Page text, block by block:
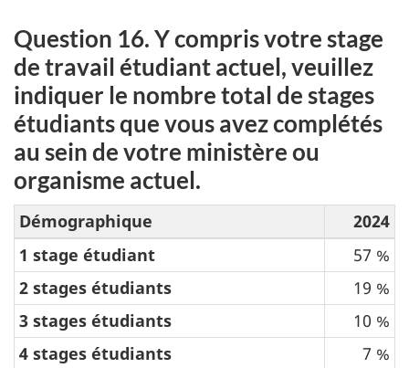
Question 16. Y compris votre stage
de travail étudiant actuel, veuillez
indiquer le nombre total de stages
étudiants que vous avez complétés
au sein de votre ministère ou
organisme actuel.
Démographique
2024
1 stage étudiant
57 %
2 stages étudiants
19 %
3 stages étudiants
10 %
4 stages étudiants
7 %